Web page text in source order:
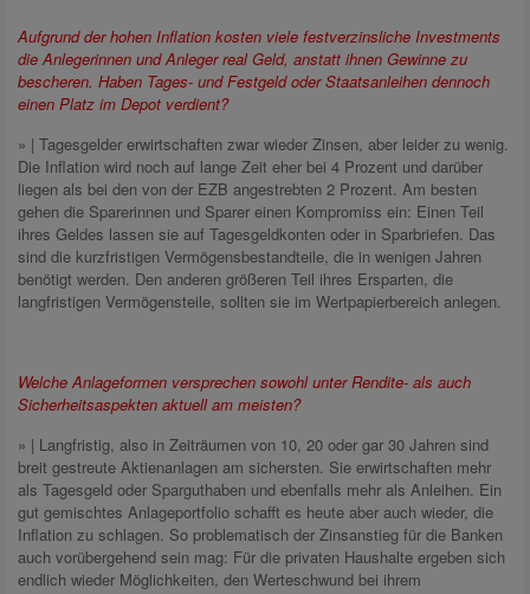
Aufgrund der hohen Inflation kosten viele festverzinsliche Investments
die Anlegerinnen und Anleger real Geld, anstatt ihnen Gewinne zu
bescheren. Haben Tages- und Festgeld oder Staatsanleihen dennoch
einen Platz im Depot verdient?
» | Tagesgelder erwirtschaften zwar wieder Zinsen, aber leider zu wenig.
Die Inflation wird noch auf lange Zeit eher bei 4 Prozent und darüber
liegen als bei den von der EZB angestrebten 2 Prozent. Am besten
gehen die Sparerinnen und Sparer einen Kompromiss ein: Einen Teil
ihres Geldes lassen sie auf Tagesgeldkonten oder in Sparbriefen. Das
sind die kurzfristigen Vermögensbestandteile, die in wenigen Jahren
benötigt werden. Den anderen größeren Teil ihres Ersparten, die
langfristigen Vermögensteile, sollten sie im Wertpapierbereich anlegen.
Welche Anlageformen versprechen sowohl unter Rendite- als auch
Sicherheitsaspekten aktuell am meisten?
» | Langfristig, also in Zeiträumen von 10, 20 oder gar 30 Jahren sind
breit gestreute Aktienanlagen am sichersten. Sie erwirtschaften mehr
als Tagesgeld oder Sparguthaben und ebenfalls mehr als Anleihen. Ein
gut gemischtes Anlageportfolio schafft es heute aber auch wieder, die
Inflation zu schlagen. So problematisch der Zinsanstieg für die Banken
auch vorübergehend sein mag: Für die privaten Haushalte ergeben sich
endlich wieder Möglichkeiten, den Werteschwund bei ihrem